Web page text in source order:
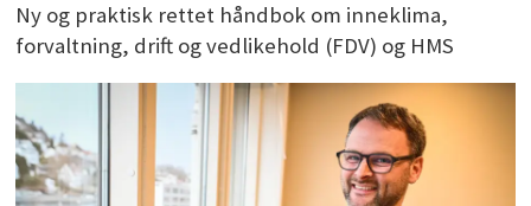
Ny og praktisk rettet håndbok om inneklima,
forvaltning, drift og vedlikehold (FDV) og HMS